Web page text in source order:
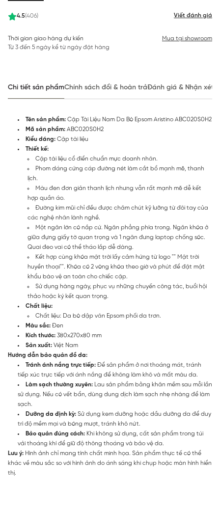
4.5(406) Viết đánh giá
Thời gian giao hàng dự kiến
Từ 3 đến 5 ngày kể từ ngày đặt hàng
Mua tại showroom
Chi tiết sản phẩmChính sách đổi & hoàn trảĐánh giá & Nhận xét
Tên sản phẩm: Cặp Tài Liệu Nam Da Bò Epsom Aristino ABC020S0H2
Mã sản phầm: ABC020S0H2
Kiểu dáng: Cặp tài liệu
Thiết kế:
Cặp tài liệu cổ điển chuẩn mực doanh nhân.
Phom dáng cứng cáp đường nét làm cắt bổ mạnh mẽ, thanh
lịch.
Màu đen đơn giản thanh lịch nhưng vẫn rất mạnh mẽ dễ kết
hợp quần áo.
Đường kim mũi chỉ đều được chăm chút kỹ lưỡng từ đôi tay của
các nghệ nhân lành nghề.
Một ngăn lớn có nắp cứ. Ngăn phẳng phía trong. Ngăn khóa ở
giữa đựng giấy tờ quan trọng và 1 ngăn đưng laptop chống sóc.
Quai đeo vai có thể tháo lắp dễ dàng.
Kết hợp cùng khóa mặt trời lấy cảm hứng từ logo "" Mặt trời
huyền thoại"". Khóa có 2 vòng khóa theo giờ và phút để đặt mật
khẩu bào vệ an toàn cho chiếc cặp.
Sử dụng hàng ngày, phục vụ những chuyến công tác, buổi hội
thảo hoặc ký kết quan trọng.
Chất liệu:
Chất liệu: Da bò dập vân Epsom phối da trơn.
Màu sắc: Đen
Kích thước: 380x270x80 mm
Sản xuất: Việt Nam
Hướng dẫn bảo quản đồ da:
Tránh ánh nắng trực tiếp: Để sản phẩm ở nơi thoáng mát, tránh
tiếp xúc trực tiếp với ánh nắng để không làm khô và mất màu da.
Làm sạch thường xuyên: Lau sản phẩm bằng khăn mềm sau mỗi lần
sử dụng. Nếu có vết bẩn, dùng dung dịch làm sạch nhẹ nhàng để làm
sạch.
Dưỡng da định kỳ: Sử dụng kem dưỡng hoặc dầu dưỡng da để duy
trì độ mềm mại và bóng mượt, tránh khô nứt.
Bảo quản đúng cách: Khi không sử dụng, cất sản phẩm trong túi
vải thoáng khí để giữ độ thông thoáng và bảo vệ da.
Lưu ý: Hình ảnh chỉ mang tính chất minh họa. Sản phẩm thực tế có thể
khác về màu sắc so với hình ảnh do ánh sáng khi chụp hoặc màn hình hiển
thị.